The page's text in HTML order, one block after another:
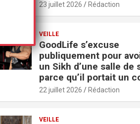
23 juillet 2026 Rédaction
VEILLE
GoodLife s’excuse
publiquement pour
un Sikh d’une salle de
parce qu’il portait un
22 juillet 2026 Rédaction
VEILLE